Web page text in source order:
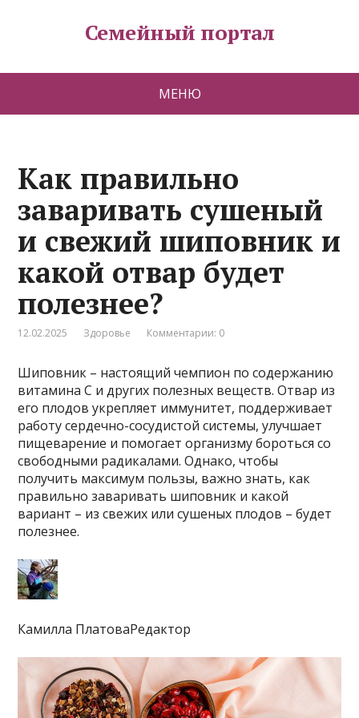
Семейный портал
МЕНЮ
Как правильно
заваривать сушеный
и свежий шиповник и
какой отвар будет
полезнее?
12.02.2025 Здоровье Комментарии: 0
Шиповник – настоящий чемпион по содержанию
витамина C и других полезных веществ. Отвар из
его плодов укрепляет иммунитет, поддерживает
работу сердечно-сосудистой системы, улучшает
пищеварение и помогает организму бороться со
свободными радикалами. Однако, чтобы
получить максимум пользы, важно знать, как
правильно заваривать шиповник и какой
вариант – из свежих или сушеных плодов – будет
полезнее.
Камилла ПлатоваРедактор